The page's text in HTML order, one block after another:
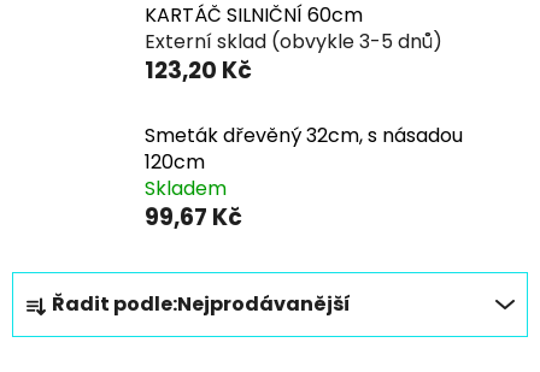
KARTÁČ SILNIČNÍ 60cm
Externí sklad (obvykle 3-5 dnů)
123,20 Kč
Smeták dřevěný 32cm, s násadou
120cm
Skladem
99,67 Kč
Ř
a
z
Řadit podle:Nejprodávanější